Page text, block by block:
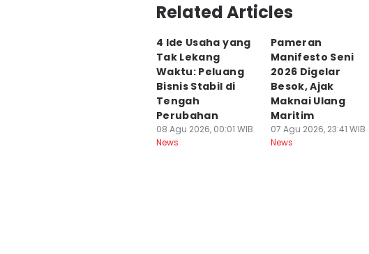
Related Articles
4 Ide Usaha yang
Tak Lekang
Waktu: Peluang
Bisnis Stabil di
Tengah
Perubahan
08 Agu 2026, 00:01 WIB
News
Pameran
Manifesto Seni
2026 Digelar
Besok, Ajak
Maknai Ulang
Maritim
07 Agu 2026, 23:41 WIB
News